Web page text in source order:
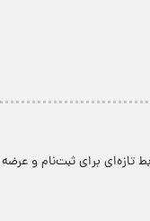
تازه‌ای برای ثبت‌نام و عرضه